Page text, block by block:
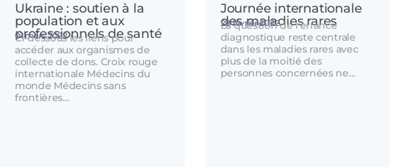
Ukraine : soutien à la
population et aux
professionnels de santé
01 mars 2022
Ci-dessous les liens pour
accéder aux organismes de
collecte de dons. Croix rouge
internationale Médecins du
monde Médecins sans
frontières…
Journée internationale
des maladies rares
28 février 2022
La question de l’errance
diagnostique reste centrale
dans les maladies rares avec
plus de la moitié des
personnes concernées ne…